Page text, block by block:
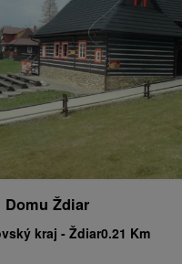
Domu Ždiar
kraj -Ždiar0.21 Km